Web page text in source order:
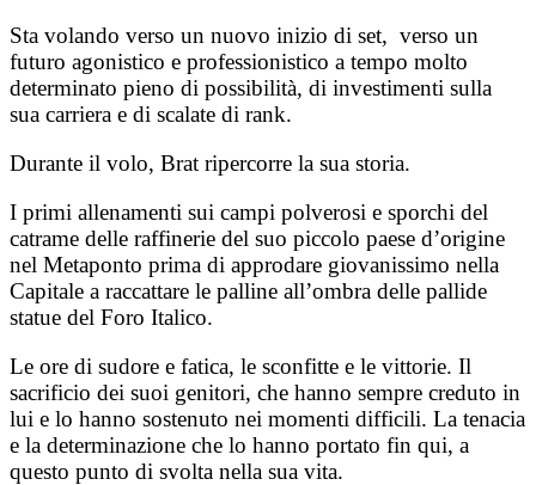
Sta volando verso un nuovo inizio di set, verso un
futuro agonistico e professionistico a tempo molto
determinato pieno di possibilità, di investimenti sulla
sua carriera e di scalate di rank.
Durante il volo, Brat ripercorre la sua storia.
I primi allenamenti sui campi polverosi e sporchi del
catrame delle raffinerie del suo piccolo paese d’origine
nel Metaponto prima di approdare giovanissimo nella
Capitale a raccattare le palline all’ombra delle pallide
statue del Foro Italico.
Le ore di sudore e fatica, le sconfitte e le vittorie. Il
sacrificio dei suoi genitori, che hanno sempre creduto in
lui e lo hanno sostenuto nei momenti difficili. La tenacia
e la determinazione che lo hanno portato fin qui, a
questo punto di svolta nella sua vita.